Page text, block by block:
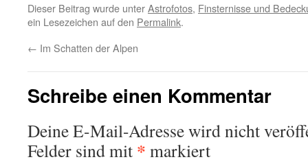
Dieser Beitrag wurde unterAstrofotos, Finsternisse und
ein Lesezeichen auf den Permalink.
← Im Schatten der Alpen
Schreibe einen Kommentar
Deine E-Mail-Adresse wird nicht
Felder sind mit * markiert